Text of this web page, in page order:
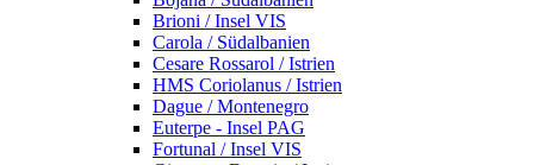
Brioni / Insel VIS
Carola / Südalbanien
Cesare Rossarol / Istrien
HMS Coriolanus / Istrien
Dague / Montenegro
Euterpe - Insel PAG
Fortunal / Insel VIS